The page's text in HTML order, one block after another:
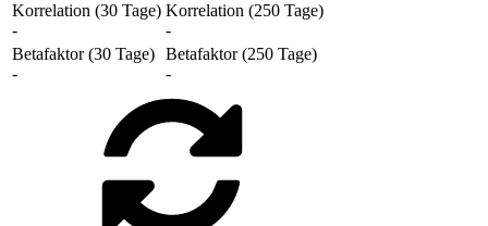
Korrelation (30 Tage)
-
Korrelation (250 Tage)
-
Betafaktor (30 Tage)
-
Betafaktor (250 Tage)
-